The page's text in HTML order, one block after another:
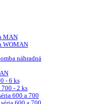
MAN
WOMAN
náhradná
- 6 ks
- 2 ks
600 a 700